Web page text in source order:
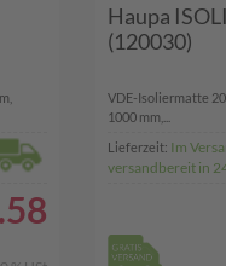
Haupa
(120030)
VDE-Isoliermatte
1000 mm,...
Lieferzeit: Im
versandbereit in